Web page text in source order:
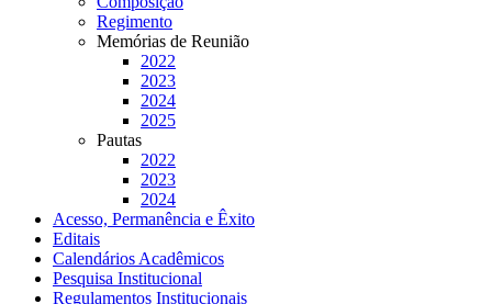
Regimento
Memórias de Reunião
2022
2023
2024
2025
Pautas
2022
2023
2024
Acesso, Permanência e Êxito
Editais
Calendários Acadêmicos
Pesquisa Institucional
Regulamentos Institucionais